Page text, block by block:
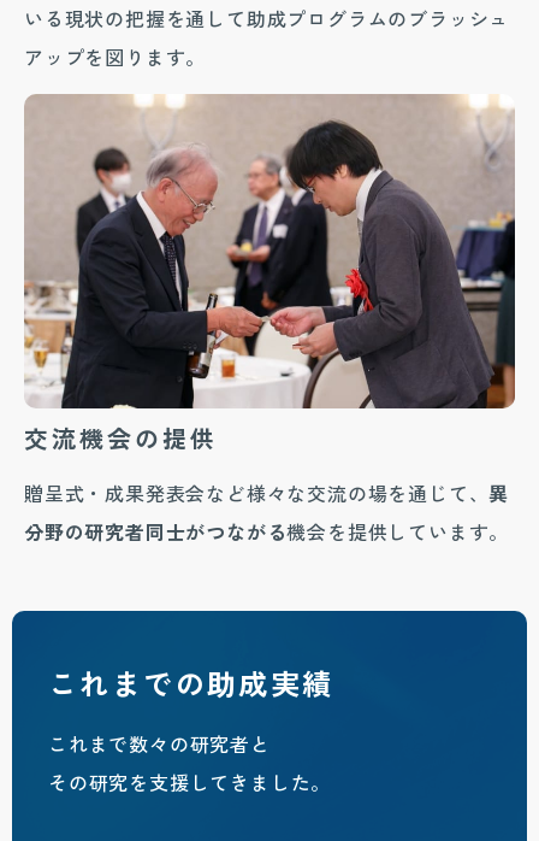
いる現状の把握を通して助成プログラムのブラッシュ
アップを図ります。
交流機会の提供
贈呈式・成果発表会など様々な交流の場を通じて、異
分野の研究者同士がつながる機会を提供しています。
これまでの助成実績
これまで数々の研究者と
その研究を支援してきました。